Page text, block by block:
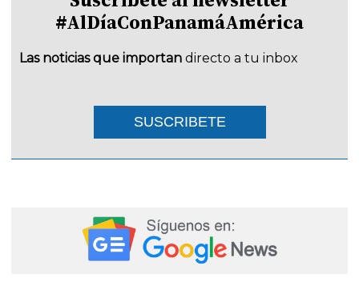
#AlDíaConPanamáAmérica
Las noticias que importan directo a tu inbox
SUSCRIBETE